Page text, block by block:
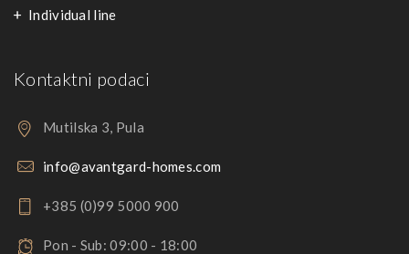
Individual line
Kontaktni podaci
Mutilska 3, Pula
info@avantgard-homes.com
+385 (0)99 5000 900
Pon - Sub: 09:00 - 18:00